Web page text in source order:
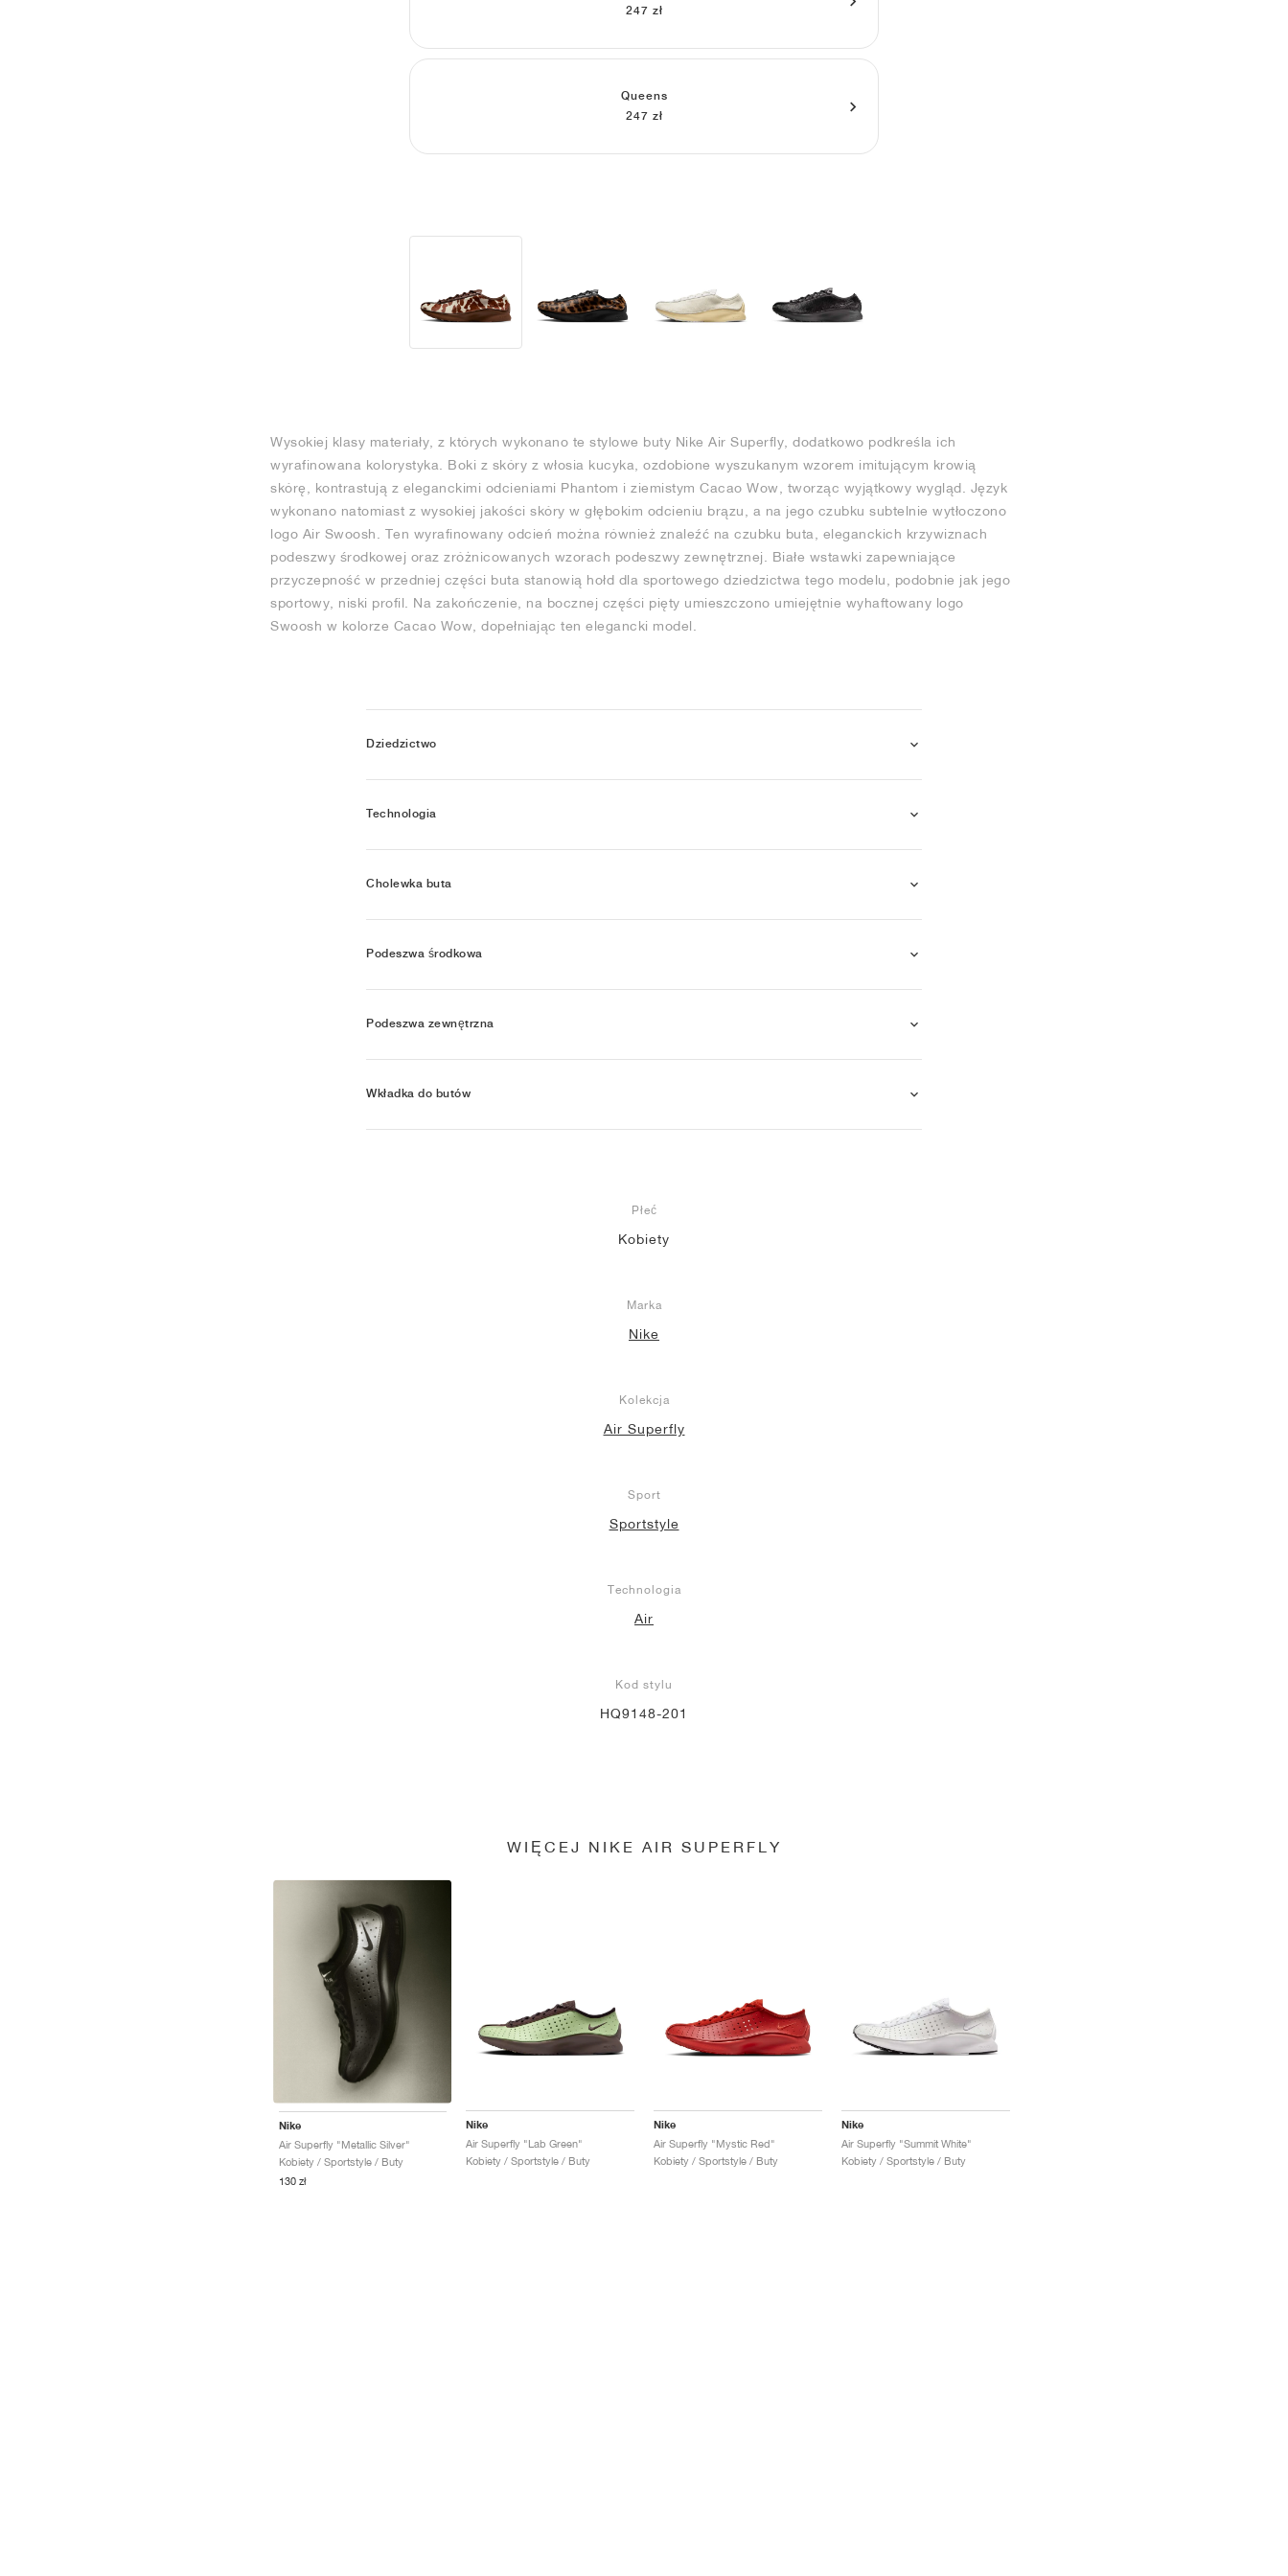
247 zł
Queens
247 zł
Wysokiej klasy materiały, z których wykonano te stylowe buty Nike Air Superfly, dodatkowo podkreśla ich
wyrafinowana kolorystyka. Boki z skóry z włosia kucyka, ozdobione wyszukanym wzorem imitującym krowią
skórę, kontrastują z eleganckimi odcieniami Phantom i ziemistym Cacao Wow, tworząc wyjątkowy wygląd. Język
wykonano natomiast z wysokiej jakości skóry w głębokim odcieniu brązu, a na jego czubku subtelnie wytłoczono
logo Air Swoosh. Ten wyrafinowany odcień można również znaleźć na czubku buta, eleganckich krzywiznach
podeszwy środkowej oraz zróżnicowanych wzorach podeszwy zewnętrznej. Białe wstawki zapewniające
przyczepność w przedniej części buta stanowią hołd dla sportowego dziedzictwa tego modelu, podobnie jak jego
sportowy, niski profil. Na zakończenie, na bocznej części pięty umieszczono umiejętnie wyhaftowany logo
Swoosh w kolorze Cacao Wow, dopełniając ten elegancki model.
Dziedzictwo
Technologia
Cholewka buta
Podeszwa środkowa
Podeszwa zewnętrzna
Wkładka do butów
Płeć
Kobiety
Marka
Nike
Kolekcja
Air Superfly
Sport
Sportstyle
Technologia
Air
Kod stylu
HQ9148-201
WIĘCEJ NIKE AIR SUPERFLY
Nike
Air Superfly "Metallic Silver"
Kobiety / Sportstyle / Buty
130 zł
Nike
Air Superfly "Lab Green"
Kobiety / Sportstyle / Buty
Nike
Air Superfly "Mystic Red"
Kobiety / Sportstyle / Buty
Nike
Air Superfly "Summit White"
Kobiety / Sportstyle / Buty